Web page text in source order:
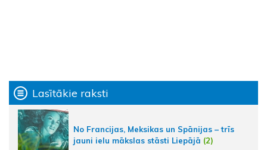
Lasītākie raksti
No Francijas, Meksikas un Spānijas – trīs
jauni ielu mākslas stāsti Liepājā (2)